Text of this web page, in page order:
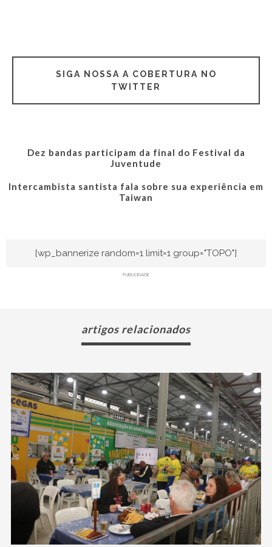
SIGA NOSSA A COBERTURA NO
TWITTER
Dez bandas participam da final do Festival da
Juventude
Intercambista santista fala sobre sua experiência em
Taiwan
[wp_bannerize random=1 limit=1 group="TOPO"]
PUBLICIDADE
artigos relacionados